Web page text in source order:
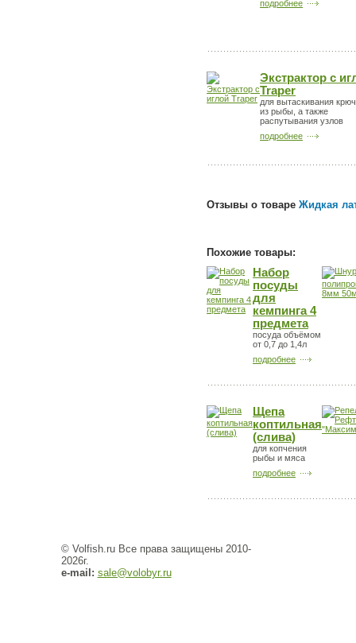
подробнее
Экстрактор с
Traper
для вытаскивания
из рыбы, а также
распутывания узлов
подробнее
Отзывы о товаре Жидкая
Похожие товары:
Набор
посуды
для
кемпинга 4
предмета
посуда объёмом
от 0,7 до 1,4л
подробнее
Щепа
коптильная
(слива)
для копчения
рыбы и мяса
подробнее
© Volfish.ru Все права защищены 2010-
2026г.
e-mail: sale@volobyr.ru